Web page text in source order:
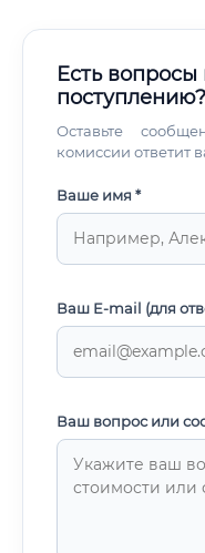
Есть
поступлению?
Оставьте
комиссии ответит
Ваше имя *
Ваш E-mail (для
Ваш вопрос или